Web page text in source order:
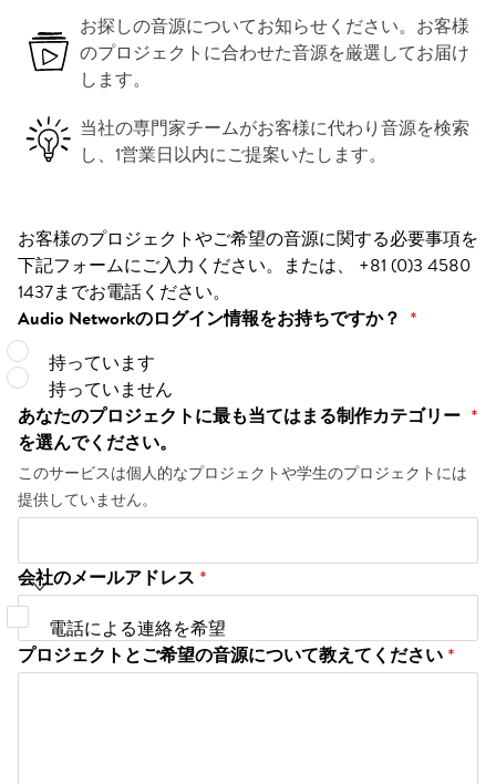
お探しの音源についてお知らせください。お客様
のプロジェクトに合わせた音源を厳選してお届け
します。
当社の専門家チームがお客様に代わり音源を検索
し、1営業日以内にご提案いたします。
お客様のプロジェクトやご希望の音源に関する必要事項を
下記フォームにご入力ください。または、 +81 (0)3 4580
1437までお電話ください。
Audio Networkのログイン情報をお持ちですか？
Audio Networkのログイン情報をお持ちですか？ *
持っています
持っていません
あなたのプロジェクトに最も当てはまる制作カテゴリー
を選んでください。
*
このサービスは個人的なプロジェクトや学生のプロジェクトには
提供していません。
会社のメールアドレス *
電話による連絡を希望
プロジェクトとご希望の音源について教えてください *